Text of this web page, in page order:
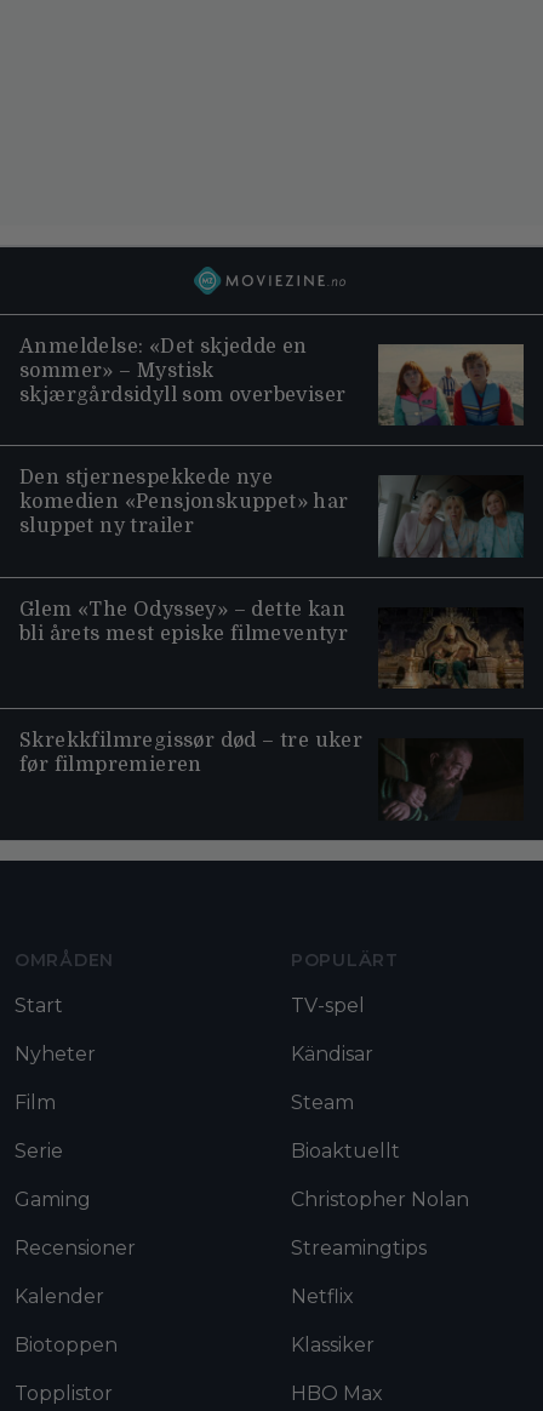
Anmeldelse: «Det skjedde en
sommer» – Mystisk
skjærgårdsidyll som overbeviser
Den stjernespekkede nye
komedien «Pensjonskuppet» har
sluppet ny trailer
Glem «The Odyssey» – dette kan
bli årets mest episke filmeventyr
Skrekkfilmregissør død – tre uker
før filmpremieren
OMRÅDEN
Start
Nyheter
Film
Serie
Gaming
Recensioner
Kalender
Biotoppen
Topplistor
POPULÄRT
TV-spel
Kändisar
Steam
Bioaktuellt
Christopher Nolan
Streamingtips
Netflix
Klassiker
HBO Max